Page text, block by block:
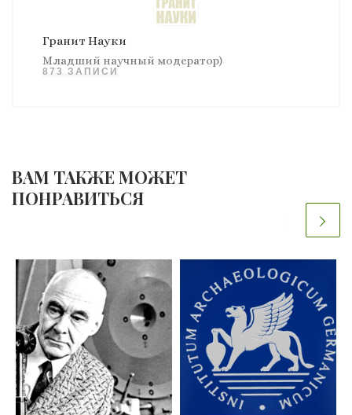
Гранит Науки
Младший научный модератор)
873 ЗАПИСИ
ВАМ ТАКЖЕ МОЖЕТ
ПОНРАВИТЬСЯ